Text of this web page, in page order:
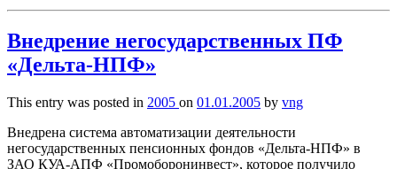
Внедрение негосударственных ПФ
«Дельта-НПФ»
This entry was posted in 2005 on 01.01.2005 by vng
Внедрена система автоматизации деятельности
негосударственных пенсионных фондов «Дельта-НПФ» в
ЗАО КУА-АПФ «Промоборонинвест», которое получило